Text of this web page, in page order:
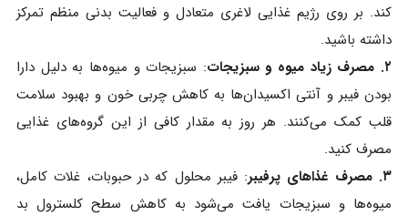
کند. بر روی رژیم غذایی لاغری متعادل و فعالیت بدنی منظم تمرکز
داشته باشید.
۲. مصرف زیاد میوه و سبزیجات
: سبزیجات و میوه‌ها به دلیل دارا
بودن فیبر و آنتی‌ اکسیدان‌ها به کاهش چربی خون و بهبود سلامت
قلب کمک می‌کنند. هر روز به مقدار کافی از این گروه‌های غذایی
مصرف کنید.
۳. مصرف غذاهای پرفیبر
: فیبر محلول که در حبوبات، غلات کامل،
میوه‌ها و سبزیجات یافت می‌شود به کاهش سطح کلسترول بد